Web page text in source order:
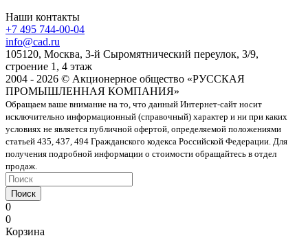
Наши контакты
+7 495 744-00-04
info@cad.ru
105120, Москва, 3-й Сыромятнический переулок, 3/9,
строение 1, 4 этаж
2004 - 2026 © Акционерное общество «РУССКАЯ
ПРОМЫШЛЕННАЯ КОМПАНИЯ»
Обращаем ваше внимание на то, что данный Интернет-сайт носит
исключительно информационный (справочный) характер и ни при каких
условиях не является публичной офертой, определяемой положениями
статьей 435, 437, 494 Гражданского кодекса Российской Федерации. Для
получения подробной информации о стоимости обращайтесь в отдел
продаж.
Поиск
0
0
Корзина